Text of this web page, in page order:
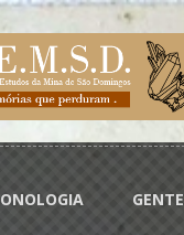
principal
GENTE